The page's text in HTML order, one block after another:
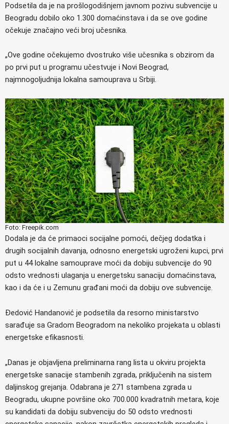
Podsetila da je na prošlogodišnjem javnom pozivu subvencije u
Beogradu dobilo oko 1.300 domaćinstava i da se ove godine
očekuje značajno veći broj učesnika.
„Ove godine očekujemo dvostruko više učesnika s obzirom da
po prvi put u programu učestvuje i Novi Beograd,
najmnogoljudnija lokalna samouprava u Srbiji.
Foto: Freepik.com
Dodala je da će primaoci socijalne pomoći, dečjeg dodatka i
drugih socijalnih davanja, odnosno energetski ugroženi kupci, prvi
put u 44 lokalne samouprave moći da dobiju subvencije do 90
odsto vrednosti ulaganja u energetsku sanaciju domaćinstava,
kao i da će i u Zemunu građani moći da dobiju ove subvencije.
Đedović Handanović je podsetila da resorno ministarstvo
sarađuje sa Gradom Beogradom na nekoliko projekata u oblasti
energetske efikasnosti.
„Danas je objavljena preliminarna rang lista u okviru projekta
energetske sanacije stambenih zgrada, priključenih na sistem
daljinskog grejanja. Odabrana je 271 stambena zgrada u
Beogradu, ukupne površine oko 700.000 kvadratnih metara, koje
su kandidati da dobiju subvenciju do 50 odsto vrednosti